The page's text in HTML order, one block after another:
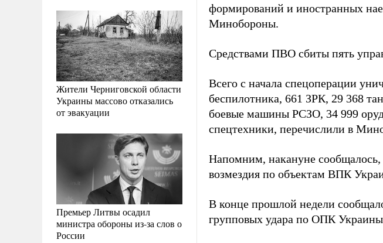
Жители Черниговской области
Украины массово отказались
от эвакуации
Премьер Литвы осадил
министра обороны из-за слов о
России
формирований и иностранных
Минобороны.
Средствами ПВО сбиты пять
Всего с начала спецоперации
беспилотника, 661 ЗРК, 29 368
боевые машины РСЗО, 34 999
спецтехники, перечислили в
Напомним, накануне
возмездия по объектам ВПК
В конце прошлой недели
групповых удара по ОПК